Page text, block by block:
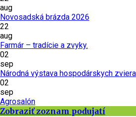
aug
Novosadská brázda 2026
22
aug
Farmár – tradície a zvyky.
02
sep
Národná výstava hospodárskych
02
sep
Agrosalón
Zobraziť zoznam podujatí